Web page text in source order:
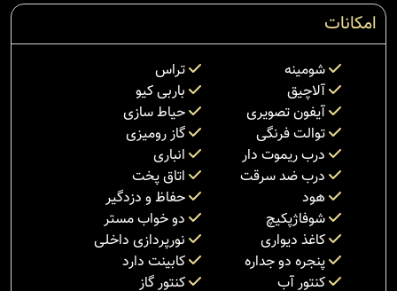
امکانات
شومینه
تراس
آلاچیق
باربی کیو
آیفون تصویری
حیاط سازی
توالت فرنگی
گاز رومیزی
درب ریموت دار
انباری
درب ضد سرقت
اتاق پخت
هود
حفاظ و دزدگیر
شوفاژپکیچ
دو خواب مستر
کاغذ دیواری
نورپردازی داخلی
پنجره دو جداره
کابینت دارد
کنتور آب
کنتور گاز